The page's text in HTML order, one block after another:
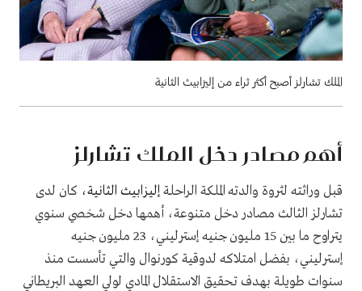
الملك تشارلز أصبح أكثر ثراء من إليزابيث الثانية
أهم مصادر دخل الملك تشارلز
قبل وراثته لثروة والدته الملكة الراحلةإليزابيث الثانية، كان لدى
تشارلز الثالث مصادر دخل متنوعة، أهمها دخل شخصي سنوي
يتراوح ما بين 15 مليون جنيه إسترليني، 23 مليون جنيه
إسترليني، بفضل امتلاكه لدوقية كورنوال والتي تأسست منذ
سنوات طويلة بهدف تحقيق الاستقلال المادي لولي العهد البريطاني